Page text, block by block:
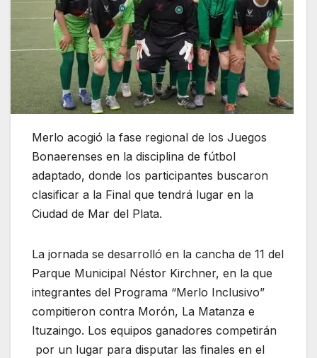
Merlo acogió la fase regional de los Juegos
Bonaerenses en la disciplina de fútbol
adaptado, donde los participantes buscaron
clasificar a la Final que tendrá lugar en la
Ciudad de Mar del Plata.
La jornada se desarrolló en la cancha de 11 del
Parque Municipal Néstor Kirchner, en la que
integrantes del Programa “Merlo Inclusivo”
compitieron contra Morón, La Matanza e
Ituzaingo. Los equipos ganadores competirán
por un lugar para disputar las finales en el